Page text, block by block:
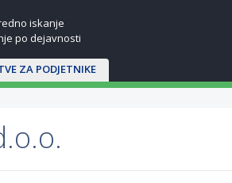
iskanje
po dejavnosti
ZA PODJETNIKE